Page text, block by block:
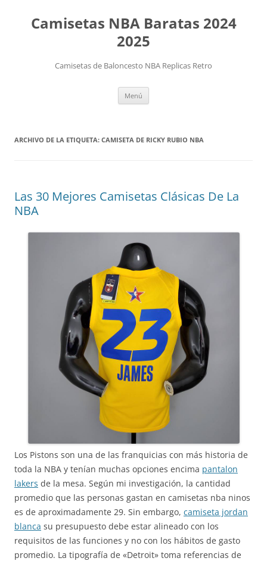
Camisetas NBA Baratas 2024
2025
Camisetas de Baloncesto NBA Replicas Retro
Menú
ARCHIVO DE LA ETIQUETA: CAMISETA DE RICKY RUBIO NBA
Las 30 Mejores Camisetas Clásicas De La
NBA
Los Pistons son una de las franquicias con más historia de
toda la NBA y tenían muchas opciones encima pantalon
lakers de la mesa. Según mi investigación, la cantidad
promedio que las personas gastan en camisetas nba ninos
es de aproximadamente 29. Sin embargo, camiseta jordan
blanca su presupuesto debe estar alineado con los
requisitos de las funciones y no con los hábitos de gasto
promedio. La tipografía de «Detroit» toma referencias de